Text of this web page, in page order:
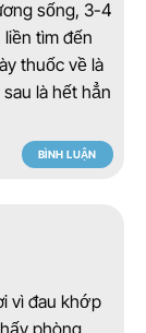
sống, 3-4
tìm đến
thuốc về là
là hết hẳn
BÌNH LUẬN
vì đau khớp